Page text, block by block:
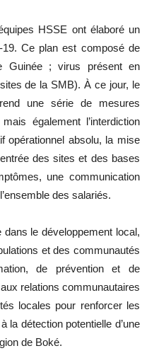
HSSE ont élaboré un
Ce plan est composé de
Guinée ; virus présent en
de la SMB). À ce jour, le
une série de mesures
également l’interdiction
opérationnel absolu, la mise
des sites et des bases
une communication
des salariés.
le développement local,
et des communautés
de prévention et de
relations communautaires
locales pour renforcer les
la détection potentielle d’une
de Boké.